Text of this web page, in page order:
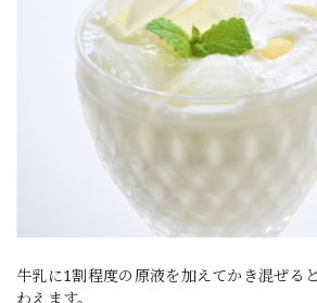
牛乳に1割程度の原液を加えてかき混ぜる
わえます。